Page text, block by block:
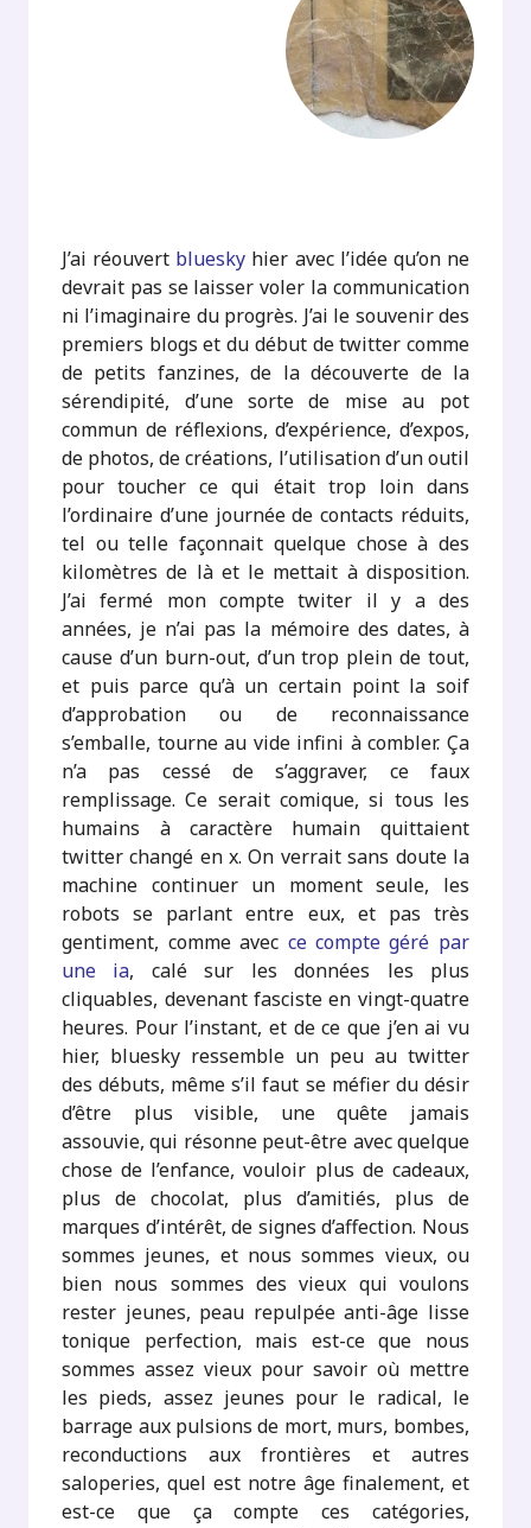
J’ai réouvert bluesky hier avec l’idée qu’on ne
devrait pas se laisser voler la communication
ni l’imaginaire du progrès. J’ai le souvenir des
premiers blogs et du début de twitter comme
de petits fanzines, de la découverte de la
sérendipité, d’une sorte de mise au pot
commun de réflexions, d’expérience, d’expos,
de photos, de créations, l’utilisation d’un outil
pour toucher ce qui était trop loin dans
l’ordinaire d’une journée de contacts réduits,
tel ou telle façonnait quelque chose à des
kilomètres de là et le mettait à disposition.
J’ai fermé mon compte twiter il y a des
années, je n’ai pas la mémoire des dates, à
cause d’un burn-out, d’un trop plein de tout,
et puis parce qu’à un certain point la soif
d’approbation ou de reconnaissance
s’emballe, tourne au vide infini à combler. Ça
n’a pas cessé de s’aggraver, ce faux
remplissage. Ce serait comique, si tous les
humains à caractère humain quittaient
twitter changé en x. On verrait sans doute la
machine continuer un moment seule, les
robots se parlant entre eux, et pas très
gentiment, comme avec ce compte géré par
une ia, calé sur les données les plus
cliquables, devenant fasciste en vingt-quatre
heures. Pour l’instant, et de ce que j’en ai vu
hier, bluesky ressemble un peu au twitter
des débuts, même s’il faut se méfier du désir
d’être plus visible, une quête jamais
assouvie, qui résonne peut-être avec quelque
chose de l’enfance, vouloir plus de cadeaux,
plus de chocolat, plus d’amitiés, plus de
marques d’intérêt, de signes d’affection. Nous
sommes jeunes, et nous sommes vieux, ou
bien nous sommes des vieux qui voulons
rester jeunes, peau repulpée anti-âge lisse
tonique perfection, mais est-ce que nous
sommes assez vieux pour savoir où mettre
les pieds, assez jeunes pour le radical, le
barrage aux pulsions de mort, murs, bombes,
reconductions aux frontières et autres
saloperies, quel est notre âge finalement, et
est-ce que ça compte ces catégories,